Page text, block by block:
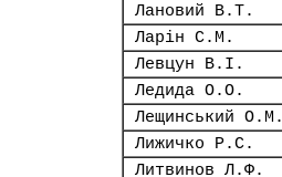
Лановий В.Т.
Ларін С.М.
Левцун В.І.
Ледида О.О.
Лещинський О.М.
Лижичко Р.С.
Литвинов Л.Ф.